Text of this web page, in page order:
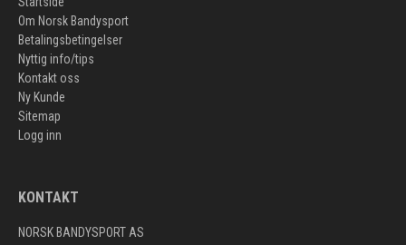
Om Norsk Bandysport
Betalingsbetingelser
Nyttig info/tips
Kontakt oss
Ny Kunde
Sitemap
Logg inn
KONTAKT
NORSK BANDYSPORT AS